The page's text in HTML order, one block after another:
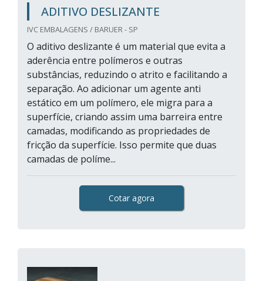
ADITIVO DESLIZANTE
IVC EMBALAGENS / BARUER - SP
O aditivo deslizante é um material que evita a
aderência entre polímeros e outras
substâncias, reduzindo o atrito e facilitando a
separação. Ao adicionar um agente anti
estático em um polímero, ele migra para a
superfície, criando assim uma barreira entre
camadas, modificando as propriedades de
fricção da superfície. Isso permite que duas
camadas de políme...
Cotar agora